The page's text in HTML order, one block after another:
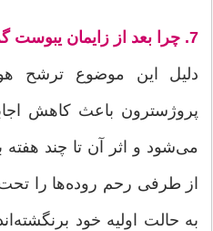
7. چرا بعد از زایمان یبوست گرفته‌ام؟
دلیل این موضوع ترشح
پروژسترون باعث كاهش
می‌شود و اثر آن تا چند هفته
از طرفی رحم روده‌ها را
به حالت اولیه خود